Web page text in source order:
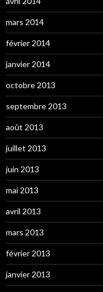
mars 2014
février 2014
janvier 2014
octobre 2013
septembre 2013
août 2013
juillet 2013
juin 2013
mai 2013
avril 2013
mars 2013
février 2013
janvier 2013